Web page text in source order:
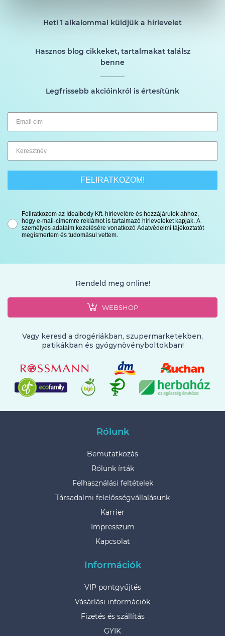
Heti 1 alkalommal küldjük a hírlevelet
Hasznos blog cikkeket, tartalmakat találsz
benne
Legfrissebb akcióinkról is értesítünk
FELIRATKOZOM!
Feliratkozom az Idealbody Kft. hírlevelére és hozzájárulok ahhoz,
hogy e-mail-címemre reklámot is tartalmazó hírleveleket kapjak. A
személyes adataim kezelésére vonatkozó Adatvédelmi tájékoztatót
megismertem és tudomásul vettem.
Rendeld meg online!
WEBSHOP
Vagy keresd a drogériákban, szupermarketekben,
patikákban és gyógynövényboltokban!
Rólunk
Bemutatkozás
Rólunk írták
Felhasználási feltételek
Társadalmi felelősségvállalásunk
Karrier
Impresszum
Kapcsolat
Információk
VIP pontgyűjtés
Vásárlási információk
Fizetés és szállítás
GYIK